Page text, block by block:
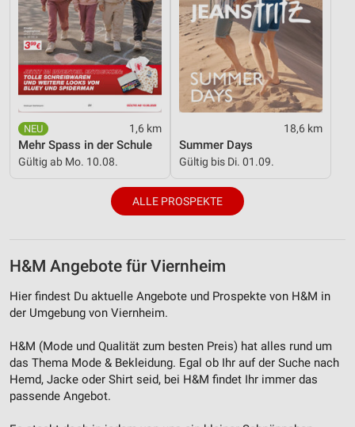
1,6 km
Mehr Spass in der Schule
Gültig ab Mo. 10.08.
18,6 km
Summer Days
Gültig bis Di. 01.09.
ALLE PROSPEKTE
H&M Angebote für Viernheim
Hier findest Du aktuelle Angebote und Prospekte von H&M in
der Umgebung von Viernheim.
H&M (Mode und Qualität zum besten Preis) hat alles rund um
das Thema Mode & Bekleidung. Egal ob Ihr auf der Suche nach
Hemd, Jacke oder Shirt seid, bei H&M findet Ihr immer das
passende Angebot.
Nicht-IAB-Verarbeitungszwecke:
Notwendig
Performance
Funktional
Werbung